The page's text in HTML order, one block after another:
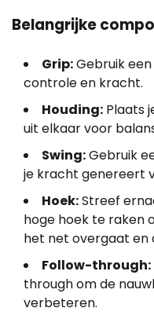
Belangrijke
Grip:Gebruik
controle en kracht.
Houding: Plaats
uit elkaar voor
Swing:Gebruik
je kracht genereert
Hoek:Streef
hoge hoek te raken
het net overgaat en
Follow-through:
through om de
verbeteren.